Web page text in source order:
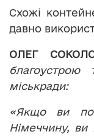
Схожі
давно
ОЛЕГ
благоустрою
міськради:
«Якщо ви
Німеччину, ви